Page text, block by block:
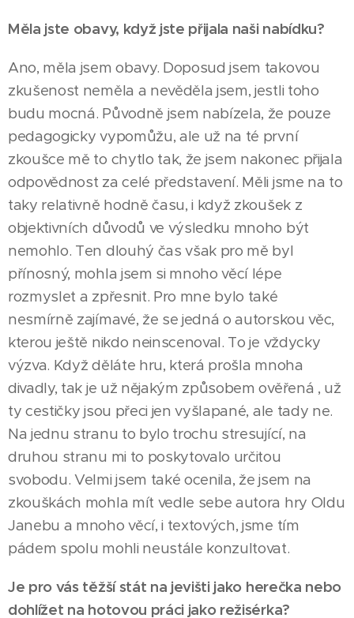
Měla jste obavy, když jste přijala naši nabídku?
Ano, měla jsem obavy. Doposud jsem takovou
zkušenost neměla a nevěděla jsem, jestli toho
budu mocná. Původně jsem nabízela, že pouze
pedagogicky vypomůžu, ale už na té první
zkoušce mě to chytlo tak, že jsem nakonec přijala
odpovědnost za celé představení. Měli jsme na to
taky relativně hodně času, i když zkoušek z
objektivních důvodů ve výsledku mnoho být
nemohlo. Ten dlouhý čas však pro mě byl
přínosný, mohla jsem si mnoho věcí lépe
rozmyslet a zpřesnit. Pro mne bylo také
nesmírně zajímavé, že se jedná o autorskou věc,
kterou ještě nikdo neinscenoval. To je vždycky
výzva. Když děláte hru, která prošla mnoha
divadly, tak je už nějakým způsobem ověřená , už
ty cestičky jsou přeci jen vyšlapané, ale tady ne.
Na jednu stranu to bylo trochu stresující, na
druhou stranu mi to poskytovalo určitou
svobodu. Velmi jsem také ocenila, že jsem na
zkouškách mohla mít vedle sebe autora hry Oldu
Janebu a mnoho věcí, i textových, jsme tím
pádem spolu mohli neustále konzultovat.
Je pro vás těžší stát na jevišti jako herečka nebo
dohlížet na hotovou práci jako režisérka?